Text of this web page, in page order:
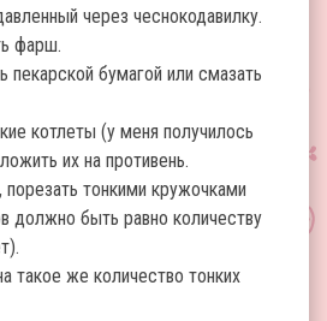
через чеснокодавилку.
фарш.
пекарской бумагой или смазать
котлеты (у меня получилось
их на противень.
порезать тонкими кружочками
должно быть равно количеству
такое же количество тонких